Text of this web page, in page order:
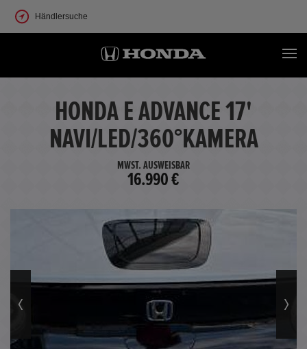
Händlersuche
HONDA E ADVANCE 17'
NAVI/LED/360°KAMERA
MWST. AUSWEISBAR
16.990 €